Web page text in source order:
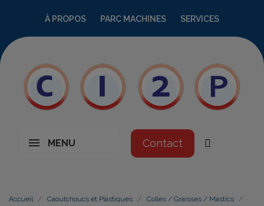
À PROPOS PARC MACHINES SERVICES
MENU Contact
Accueil Caoutchoucs et Plastiques
Colles / Graisses / Mastics